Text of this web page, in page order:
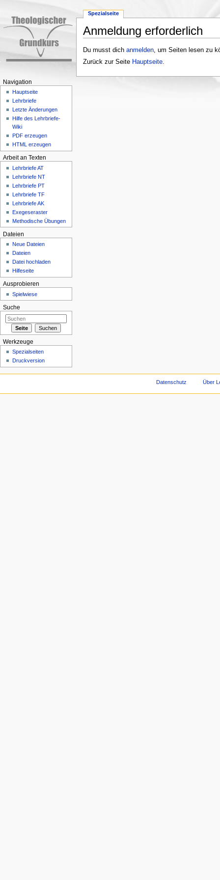
Anmeldung erforderlich
Du musst dich anmelden, um Seiten lesen zu
Zurück zur Seite Hauptseite.
Spezialseite
Navigation
Hauptseite
Lehrbriefe
Letzte Änderungen
Hilfe des Lehrbriefe-
Wiki
PDF erzeugen
HTML erzeugen
Arbeit an Texten
Lehrbriefe AT
Lehrbriefe NT
Lehrbriefe PT
Lehrbriefe TF
Lehrbriefe AK
Exegeseraster
Methodische Übungen
Dateien
Neue Dateien
Dateien
Datei hochladen
Hilfeseite
Ausprobieren
Spielwiese
Suche
Werkzeuge
Spezialseiten
Druckversion
Datenschutz Über